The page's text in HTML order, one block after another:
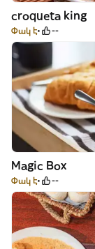
croqueta king
Փակ է --
Magic Box
Փակ է --